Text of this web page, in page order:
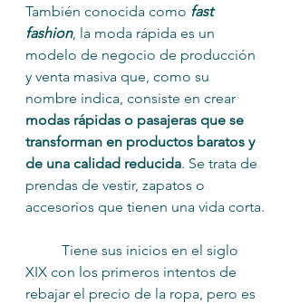
También conocida como fast
fashion, la moda rápida es un
modelo de negocio de producción
y venta masiva que, como su
nombre indica, consiste en crear
modas rápidas o pasajeras que se
transforman en productos baratos y
de una calidad reducida. Se trata de
prendas de vestir, zapatos o
accesorios que tienen una vida corta.
XIX con los primeros intentos de
rebajar el precio de la ropa, pero es